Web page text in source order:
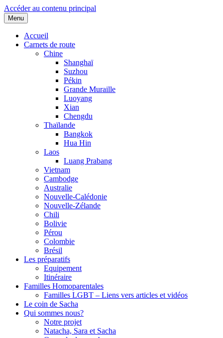
Accéder au contenu principal
Menu
Accueil
Carnets de route
Chine
Shanghaï
Suzhou
Pékin
Grande Muraille
Luoyang
Xian
Chengdu
Thaïlande
Bangkok
Hua Hin
Laos
Luang Prabang
Vietnam
Cambodge
Australie
Nouvelle-Calédonie
Nouvelle-Zélande
Chili
Bolivie
Pérou
Colombie
Brésil
Les préparatifs
Equipement
Itinéraire
Familles Homoparentales
Familles LGBT – Liens vers articles et vidéos
Le coin de Sacha
Qui sommes nous?
Notre projet
Natacha, Sara et Sacha